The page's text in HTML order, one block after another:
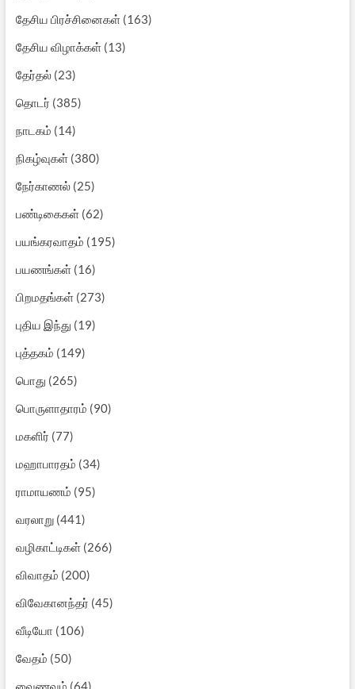
தேசிய பிரச்சினைகள்(163)
தேசிய விழாக்கள்(13)
தேர்தல்(23)
தொடர் (385)
நாடகம் (14)
நிகழ்வுகள்(380)
நேர்காணல்(25)
பண்டிகைகள்(62)
பயங்கரவாதம் (195)
பயணங்கள்(16)
பிறமதங்கள்(273)
புதிய இந்து (19)
புத்தகம் (149)
பொது (265)
பொருளாதாரம் (90)
மகளிர் (77)
மஹாபாரதம் (34)
ராமாயணம் (95)
வரலாறு(441)
வழிகாட்டிகள்(266)
விவாதம் (200)
விவேகானந்தர் (45)
வீடியோ (106)
வேதம் (50)
வைணவம் (64)